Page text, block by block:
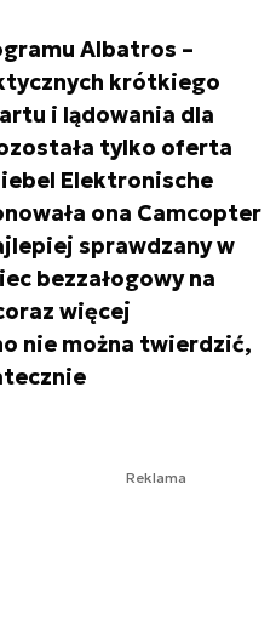
Albatros –
krótkiego
i lądowania dla
tylko oferta
Elektronische
ona Camcopter
sprawdzany w
bezzałogowy na
więcej
nie można twierdzić,
Reklama